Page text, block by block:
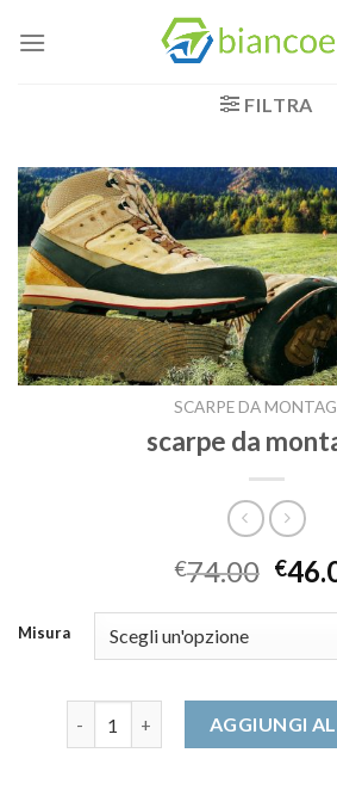
FILTRA
SCARPE DA
scarpe da
€74.00 €
Misura
AGGIUNGI